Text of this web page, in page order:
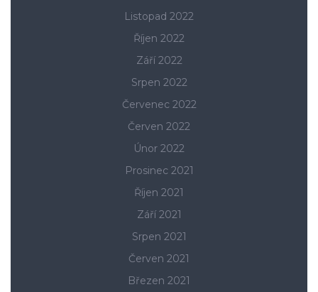
Listopad 2022
Říjen 2022
Září 2022
Srpen 2022
Červenec 2022
Červen 2022
Únor 2022
Prosinec 2021
Říjen 2021
Září 2021
Srpen 2021
Červen 2021
Březen 2021